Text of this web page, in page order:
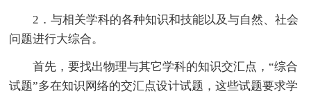
2．与相关学科的各种知识和技能以及与自然、社会
问题进行大综合。
首先，要找出物理与其它学科的知识交汇点，“综合
试题”多在知识网络的交汇点设计试题，这些试题要求学